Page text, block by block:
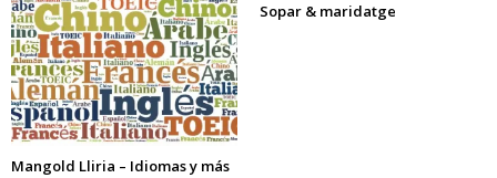
Mangold Lliria – Idiomas y más
Sopar & maridatge